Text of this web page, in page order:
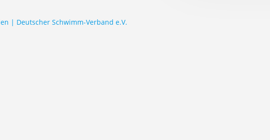
| Deutscher Schwimm-Verband e.V.